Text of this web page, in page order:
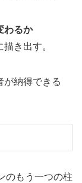
わるか
き出す。
が納得できる
のもう一つの柱